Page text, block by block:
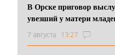
В Орске приговор
увезший у матери
7 августа 13:27